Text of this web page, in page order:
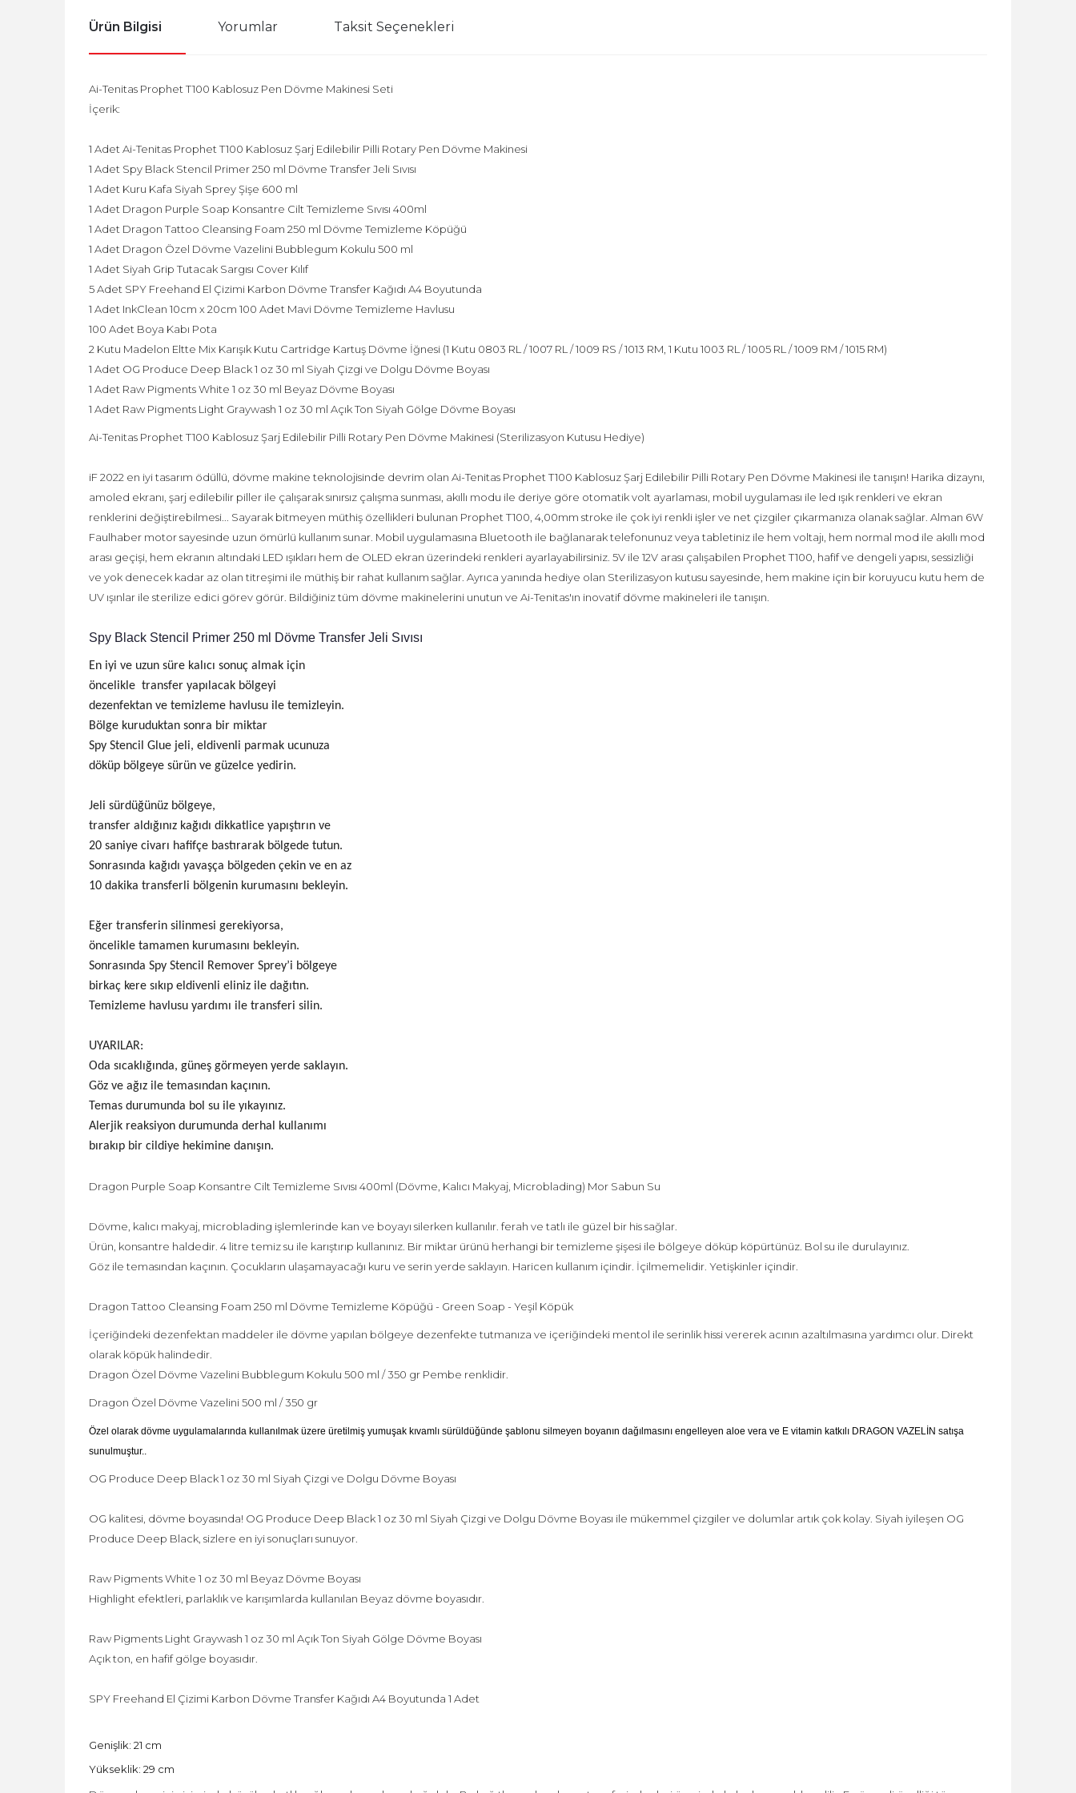
Ürün Bilgisi Yorumlar Taksit Seçenekleri
Ai-Tenitas Prophet T100 Kablosuz Pen Dövme Makinesi Seti
İçerik:
1 Adet Ai-Tenitas Prophet T100 Kablosuz Şarj Edilebilir Pilli Rotary Pen Dövme Makinesi
1 Adet Spy Black Stencil Primer 250 ml Dövme Transfer Jeli Sıvısı
1 Adet Kuru Kafa Siyah Sprey Şişe 600 ml
1 Adet Dragon Purple Soap Konsantre Cilt Temizleme Sıvısı 400ml
1 Adet Dragon Tattoo Cleansing Foam 250 ml Dövme Temizleme Köpüğü
1 Adet Dragon Özel Dövme Vazelini Bubblegum Kokulu 500 ml
1 Adet Siyah Grip Tutacak Sargısı Cover Kılıf
5 Adet SPY Freehand El Çizimi Karbon Dövme Transfer Kağıdı A4 Boyutunda
1 Adet InkClean 10cm x 20cm 100 Adet Mavi Dövme Temizleme Havlusu
100 Adet Boya Kabı Pota
2 Kutu Madelon Eltte Mix Karışık Kutu Cartridge Kartuş Dövme İğnesi (1 Kutu 0803 RL / 1007 RL / 1009 RS / 1013 RM, 1 Kutu 1003 RL / 1005 RL / 1009 RM / 1015 RM)
1 Adet OG Produce Deep Black 1 oz 30 ml Siyah Çizgi ve Dolgu Dövme Boyası
1 Adet Raw Pigments White 1 oz 30 ml Beyaz Dövme Boyası
1 Adet Raw Pigments Light Graywash 1 oz 30 ml Açık Ton Siyah Gölge Dövme Boyası
Ai-Tenitas Prophet T100 Kablosuz Şarj Edilebilir Pilli Rotary Pen Dövme Makinesi (Sterilizasyon Kutusu Hediye)
iF 2022 en iyi tasarım ödüllü, dövme makine teknolojisinde devrim olan Ai-Tenitas Prophet T100 Kablosuz Şarj Edilebilir Pilli Rotary Pen Dövme Makinesi ile tanışın! Harika dizaynı,
amoled ekranı, şarj edilebilir piller ile çalışarak sınırsız çalışma sunması, akıllı modu ile deriye göre otomatik volt ayarlaması, mobil uygulaması ile led ışık renkleri ve ekran
renklerini değiştirebilmesi... Sayarak bitmeyen müthiş özellikleri bulunan Prophet T100, 4,00mm stroke ile çok iyi renkli işler ve net çizgiler çıkarmanıza olanak sağlar. Alman 6W
Faulhaber motor sayesinde uzun ömürlü kullanım sunar. Mobil uygulamasına Bluetooth ile bağlanarak telefonunuz veya tabletiniz ile hem voltajı, hem normal mod ile akıllı mod
arası geçişi, hem ekranın altındaki LED ışıkları hem de OLED ekran üzerindeki renkleri ayarlayabilirsiniz. 5V ile 12V arası çalışabilen Prophet T100, hafif ve dengeli yapısı, sessizliği
ve yok denecek kadar az olan titreşimi ile müthiş bir rahat kullanım sağlar. Ayrıca yanında hediye olan Sterilizasyon kutusu sayesinde, hem makine için bir koruyucu kutu hem de
UV ışınlar ile sterilize edici görev görür. Bildiğiniz tüm dövme makinelerini unutun ve Ai-Tenitas'ın inovatif dövme makineleri ile tanışın.
Spy Black Stencil Primer 250 ml Dövme Transfer Jeli Sıvısı
En iyi ve uzun süre kalıcı sonuç almak için
öncelikle transfer yapılacak bölgeyi
dezenfektan ve temizleme havlusu ile temizleyin.
Bölge kuruduktan sonra bir miktar
Spy Stencil Glue jeli, eldivenli parmak ucunuza
döküp bölgeye sürün ve güzelce yedirin.
Jeli sürdüğünüz bölgeye,
transfer aldığınız kağıdı dikkatlice yapıştırın ve
20 saniye civarı hafifçe bastırarak bölgede tutun.
Sonrasında kağıdı yavaşça bölgeden çekin ve en az
10 dakika transferli bölgenin kurumasını bekleyin.
Eğer transferin silinmesi gerekiyorsa,
öncelikle tamamen kurumasını bekleyin.
Sonrasında Spy Stencil Remover Sprey’i bölgeye
birkaç kere sıkıp eldivenli eliniz ile dağıtın.
Temizleme havlusu yardımı ile transferi silin.
UYARILAR:
Oda sıcaklığında, güneş görmeyen yerde saklayın.
Göz ve ağız ile temasından kaçının.
Temas durumunda bol su ile yıkayınız.
Alerjik reaksiyon durumunda derhal kullanımı
bırakıp bir cildiye hekimine danışın.
Dragon Purple Soap Konsantre Cilt Temizleme Sıvısı 400ml (Dövme, Kalıcı Makyaj, Microblading) Mor Sabun Su
Dövme, kalıcı makyaj, microblading işlemlerinde kan ve boyayı silerken kullanılır. ferah ve tatlı ile güzel bir his sağlar.
Ürün, konsantre haldedir. 4 litre temiz su ile karıştırıp kullanınız. Bir miktar ürünü herhangi bir temizleme şişesi ile bölgeye döküp köpürtünüz. Bol su ile durulayınız.
Göz ile temasından kaçının. Çocukların ulaşamayacağı kuru ve serin yerde saklayın. Haricen kullanım içindir. İçilmemelidir. Yetişkinler içindir.
Dragon Tattoo Cleansing Foam 250 ml Dövme Temizleme Köpüğü - Green Soap - Yeşil Köpük
İçeriğindeki dezenfektan maddeler ile dövme yapılan bölgeye dezenfekte tutmanıza ve içeriğindeki mentol ile serinlik hissi vererek acının azaltılmasına yardımcı olur. Direkt
olarak köpük halindedir.
Dragon Özel Dövme Vazelini Bubblegum Kokulu 500 ml / 350 gr Pembe renklidir.
Dragon Özel Dövme Vazelini 500 ml / 350 gr
Özel olarak dövme uygulamalarında kullanılmak üzere üretilmiş yumuşak kıvamlı sürüldüğünde şablonu silmeyen boyanın dağılmasını engelleyen aloe vera ve E vitamin katkılı DRAGON VAZELİN satışa
sunulmuştur..
OG Produce Deep Black 1 oz 30 ml Siyah Çizgi ve Dolgu Dövme Boyası
OG kalitesi, dövme boyasında! OG Produce Deep Black 1 oz 30 ml Siyah Çizgi ve Dolgu Dövme Boyası ile mükemmel çizgiler ve dolumlar artık çok kolay. Siyah iyileşen OG
Produce Deep Black, sizlere en iyi sonuçları sunuyor.
Raw Pigments White 1 oz 30 ml Beyaz Dövme Boyası
Highlight efektleri, parlaklık ve karışımlarda kullanılan Beyaz dövme boyasıdır.
Raw Pigments Light Graywash 1 oz 30 ml Açık Ton Siyah Gölge Dövme Boyası
Açık ton, en hafif gölge boyasıdır.
SPY Freehand El Çizimi Karbon Dövme Transfer Kağıdı A4 Boyutunda 1 Adet
Genişlik: 21 cm
Yükseklik: 29 cm